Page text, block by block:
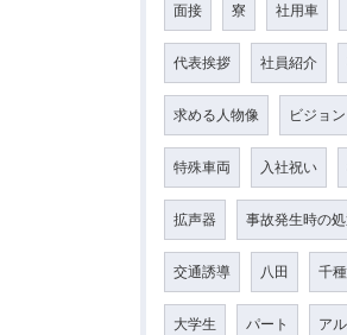
面接 寮 社用車
代表挨拶 社員紹介
求める人物像 ビジョン
特殊車両 入社祝い
拡声器 事故発生時の
交通誘導 八田 千種
大学生 パート ア